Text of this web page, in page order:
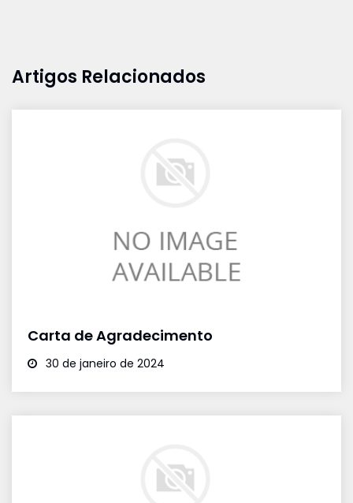
Artigos Relacionados
Carta de Agradecimento
30 de janeiro de 2024